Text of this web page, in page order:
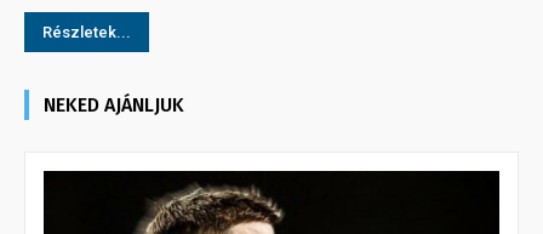
Részletek...
NEKED AJÁNLJUK